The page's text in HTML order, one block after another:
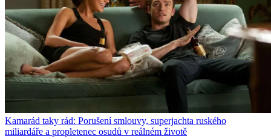
Kamarád taky rád: Porušení smlouvy, superjachta ruského
miliardáře a propletenec osudů v reálném životě